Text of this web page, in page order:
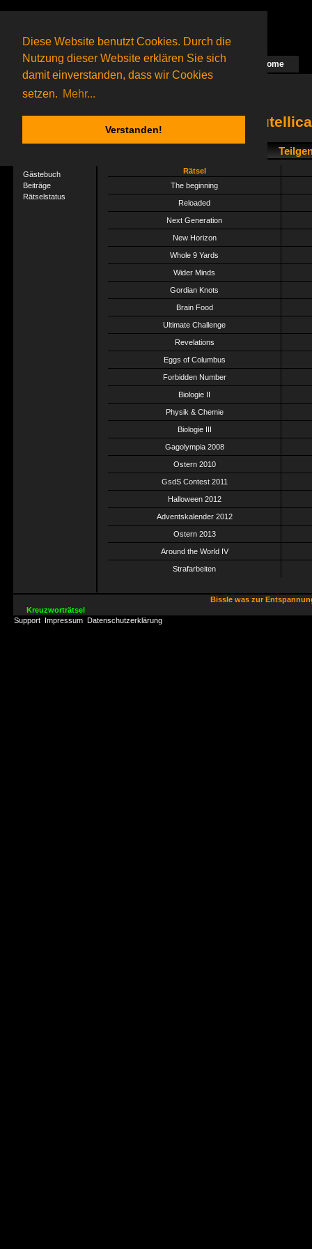
Diese Website benutzt Cookies. Durch die
Nutzung dieser Website erklären Sie sich
damit einverstanden, dass wir Cookies
setzen. Mehr...
Verstanden!
Das nächste Rätsel ist in Arbeit Home
16 Gagolganeronline(0 registrierte und 16 Gäste)
Gagolganer:
9732Rätsel online:
Gästebuch
Beiträge
Rätselstatus
Rätsel
The beginning
Reloaded
Next Generation
New Horizon
Whole 9 Yards
Wider Minds
Gordian Knots
Brain Food
Ultimate Challenge
Revelations
Eggs of Columbus
Forbidden Number
Biologie II
Physik & Chemie
Biologie III
Gagolympia 2008
Ostern 2010
GsdS Contest 2011
Halloween 2012
Adventskalender 2012
Ostern 2013
Around the World IV
Strafarbeiten
Bissle was zur
Kreuzworträtsel
Support Impressum Datenschutzerklärung